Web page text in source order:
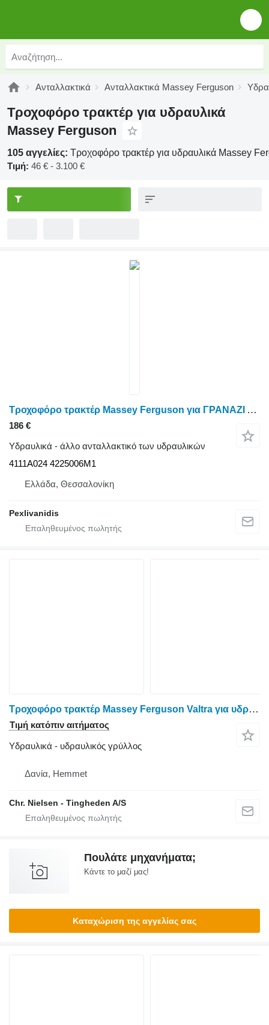
Ανταλλακτικά Ανταλλακτικά Massey Ferguson
Τροχοφόρο τρακτέρ για υδραυλικά
Massey Ferguson
105 αγγελίες: Τροχοφόρο τρακτέρ για υδραυλικά Massey
Τιμή: 46 € - 3.100 €
Τροχοφόρο τρακτέρ Massey Ferguson για ΓΡΑΝΑΖΙ ΑΝΤΛΙΑΣ ΛΑΔΙΟΥ 1106-5400-6400 AGCO 4111A024
186 €
Υδραυλικά - άλλο ανταλλακτικό των υδραυλικών
4111A024 4225006M1
Ελλάδα, Θεσσαλονίκη
Pexlivanidis
Τροχοφόρο τρακτέρ Massey Ferguson Valtra για υδραυλικός γρύλλος
Τιμή κατόπιν αιτήματος
Υδραυλικά - υδραυλικός γρύλλος
Δανία, Hemmet
Chr. Nielsen - Tingheden A/S
Πουλάτε μηχανήματα;
Κάντε το μαζί μας!
Καταχώριση της αγγελίας σας